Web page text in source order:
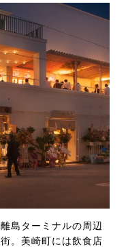
島ターミナルの周辺
。美崎町には飲食店